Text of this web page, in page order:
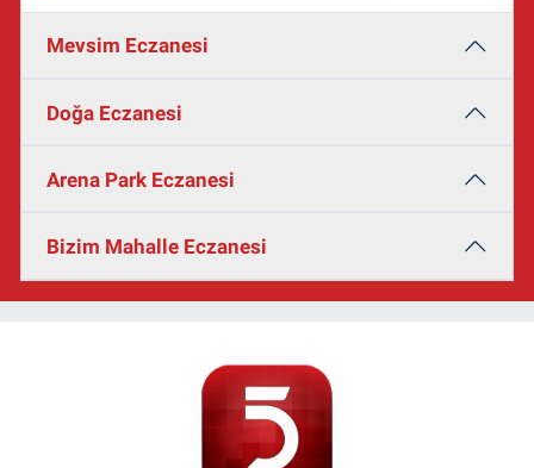
Mevsim Eczanesi
Doğa Eczanesi
Arena Park Eczanesi
Bizim Mahalle Eczanesi